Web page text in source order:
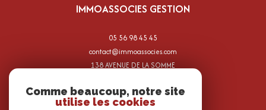
IMMOASSOCIES GESTION
05 56 98 45 45
contact@immoassocies.com
138 AVENUE DE LA SOMME
Comme beaucoup, notre site
utilise les cookies